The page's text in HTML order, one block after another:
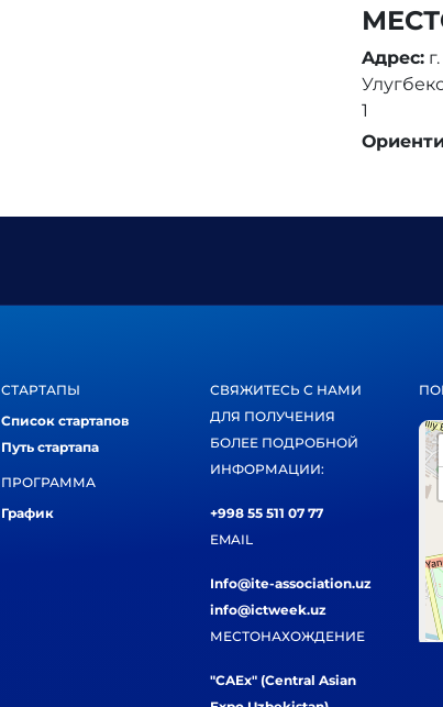
Aдрес:
1
СТАРТАПЫ
Список стартапов
Путь стартапа
ПРОГРАММА
График
СВЯЖИТЕСЬ С НАМИ
ДЛЯ ПОЛУЧЕНИЯ
БОЛЕЕ ПОДРОБНОЙ
ИНФОРМАЦИИ:
+998 55 511 07 77
EMAIL
Info@ite-association.uz
info@ictweek.uz
МЕСТОНАХОЖДЕНИЕ
"CAEx" (Central Asian